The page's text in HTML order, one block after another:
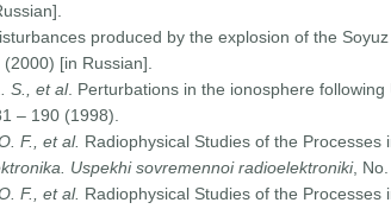
produced by the explosion of the
[in Russian].
S., et al. Perturbations in the ionosphere
– 190 (1998).
F., et al. Radiophysical Studies of the
Uspekhi sovremennoi radioelektroniki,
F., et al. Radiophysical Studies of the